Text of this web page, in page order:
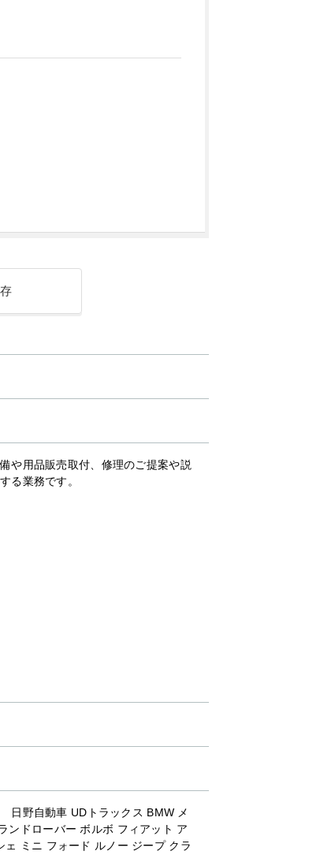
や用品販売取付、修理のご提案や説
る業務です。
日野自動車 UDトラックス BMW メ
ンドローバー ボルボ フィアット ア
ミニ フォード ルノー ジープ クラ